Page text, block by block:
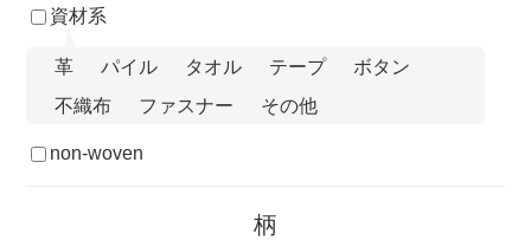
資材系
革 パイル タオル テープ
ボタン
不織布
ファスナー その他
non-woven
柄